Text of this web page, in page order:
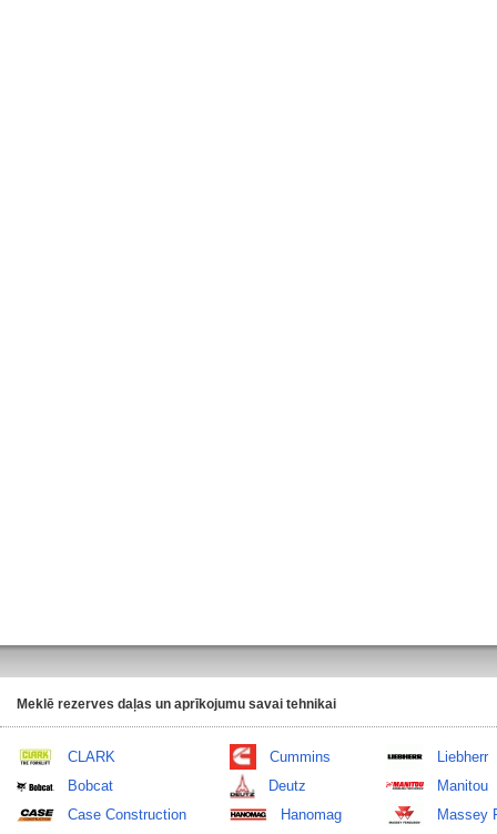
Meklē rezerves daļas un aprīkojumu savai tehnikai
CLARK
Bobcat
Case Construction
Cummins
Deutz
Hanomag
Liebherr
Manitou
Massey